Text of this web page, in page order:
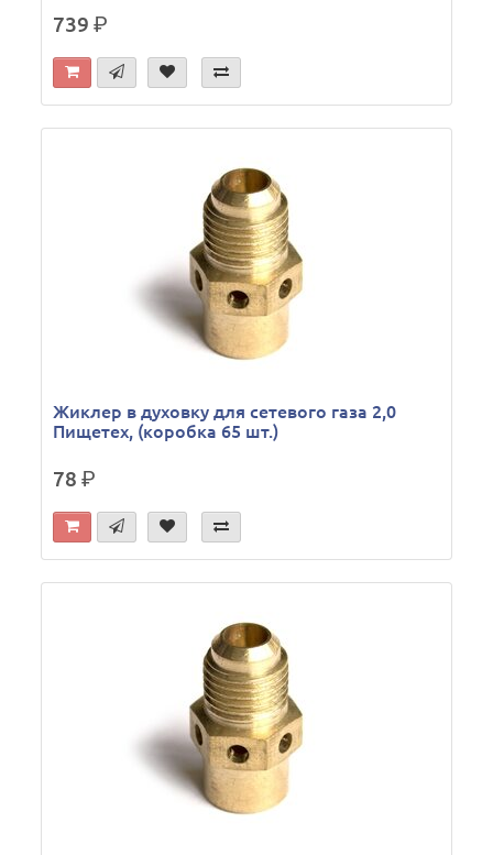
739р.
Жиклер в духовку для сетевого газа 2,0
Пищетех, (коробка 65 шт.)
78р.